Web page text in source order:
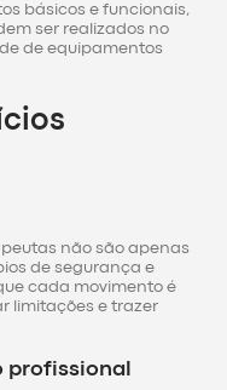
básicos e funcionais,
ser realizados no
de equipamentos
não são apenas
de segurança e
cada movimento é
limitações e trazer
profissional